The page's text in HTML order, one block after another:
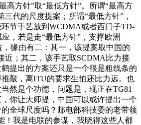
高方针”取“最低方针”。所谓“最高方
三代的尺度提案；所谓“最低方针”，
节手艺放到WCDMA或者西门子TD-
，若是走“最低方针”，支撑欧洲
缘由有二：其一，该提案取中国的
近；其二，该手艺取SCDMA比力接
提出的方案还只是一个很是粗线条的
敲，离ITU的要求生怕还比力远。也
然是个功德，问题是，现正在TG81
你让大师提，中国可以或许提出一个
全球尺度吗？邮电部科技委的老带领
！我是电联的参谋，我晓得这些人都